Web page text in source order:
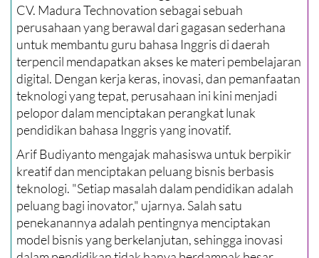
CV. Madura Technovation sebagai sebuah
perusahaan yang berawal dari gagasan sederhana
untuk membantu guru bahasa Inggris di daerah
terpencil mendapatkan akses ke materi pembelajaran
digital. Dengan kerja keras, inovasi, dan pemanfaatan
teknologi yang tepat, perusahaan ini kini menjadi
pelopor dalam menciptakan perangkat lunak
pendidikan bahasa Inggris yang inovatif.
Arif Budiyanto mengajak mahasiswa untuk berpikir
kreatif dan menciptakan peluang bisnis berbasis
teknologi. "Setiap masalah dalam pendidikan adalah
peluang bagi inovator," ujarnya. Salah satu
penekanannya adalah pentingnya menciptakan
model bisnis yang berkelanjutan, sehingga inovasi